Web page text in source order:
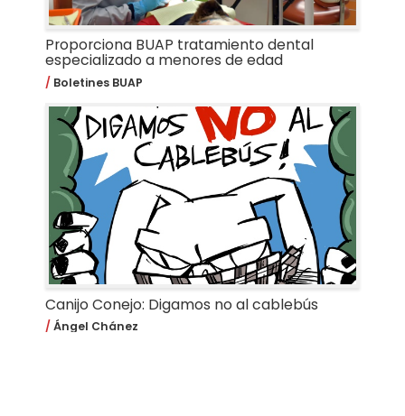
Proporciona BUAP tratamiento dental
especializado a menores de edad
Boletines BUAP
Canijo Conejo: Digamos no al cablebús
Ángel Chánez